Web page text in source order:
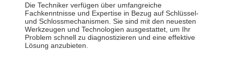
Die Techniker verfügen über umfangreiche
Fachkenntnisse und Expertise in Bezug auf Schlüssel-
und Schlossmechanismen. Sie sind mit den neuesten
Werkzeugen und Technologien ausgestattet, um Ihr
Problem schnell zu diagnostizieren und eine effektive
Lösung anzubieten.